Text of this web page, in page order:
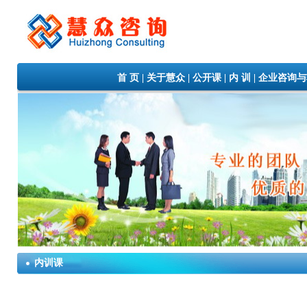
首 页| 关于慧众| 公开课| 内 训 企业咨询
内训课